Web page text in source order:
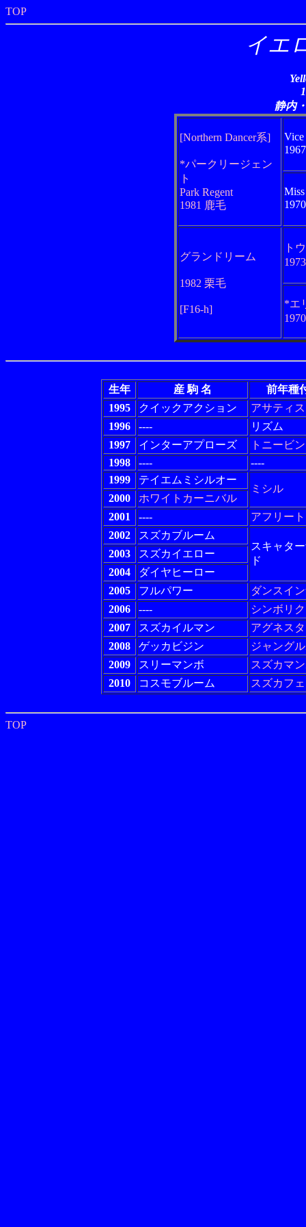
TOP
イエ
静内
[Northern Dancer系]
*パークリージェン
ト
Park Regent
1981 鹿毛
Vice
グランドリーム
1982 栗毛
[F16-h]
ト
*エ
生年 産 駒 名
前年種
1995
クイックアクション
アサティス
1996
----
リズム
1997
インターアプローズ
トニービン
1998
----
----
1999
テイエムミシルオー
ミシル
2000
ホワイトカーニバル
2001
----
アフリート
2002
スズカブルーム
スキャタ
ド
2003
スズカイエロー
2004
ダイヤヒーロー
2005
フルパワー
ダンスイ
2006
----
シンボリ
2007
スズカイルマン
アグネス
2008
ゲッカビジン
ジャング
2009
スリーマンボ
スズカマ
2010
コスモブルーム スズカフ
TOP